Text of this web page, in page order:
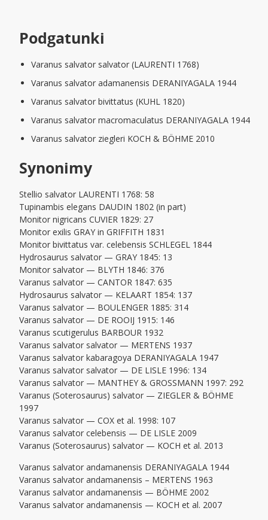
Podgatunki
Varanus salvator salvator (LAURENTI 1768)
Varanus salvator adamanensis DERANIYAGALA 1944
Varanus salvator bivittatus (KUHL 1820)
Varanus salvator macromaculatus DERANIYAGALA 1944
Varanus salvator ziegleri KOCH & BÖHME 2010
Synonimy
Stellio salvator LAURENTI 1768: 58
Tupinambis elegans DAUDIN 1802 (in part)
Monitor nigricans CUVIER 1829: 27
Monitor exilis GRAY in GRIFFITH 1831
Monitor bivittatus var. celebensis SCHLEGEL 1844
Hydrosaurus salvator — GRAY 1845: 13
Monitor salvator — BLYTH 1846: 376
Varanus salvator — CANTOR 1847: 635
Hydrosaurus salvator — KELAART 1854: 137
Varanus salvator — BOULENGER 1885: 314
Varanus salvator — DE ROOIJ 1915: 146
Varanus scutigerulus BARBOUR 1932
Varanus salvator salvator — MERTENS 1937
Varanus salvator kabaragoya DERANIYAGALA 1947
Varanus salvator salvator — DE LISLE 1996: 134
Varanus salvator — MANTHEY & GROSSMANN 1997: 292
Varanus (Soterosaurus) salvator — ZIEGLER & BÖHME
1997
Varanus salvator — COX et al. 1998: 107
Varanus salvator celebensis — DE LISLE 2009
Varanus (Soterosaurus) salvator — KOCH et al. 2013
Varanus salvator andamanensis DERANIYAGALA 1944
Varanus salvator andamanensis – MERTENS 1963
Varanus salvator andamanensis — BÖHME 2002
Varanus salvator andamanensis — KOCH et al. 2007